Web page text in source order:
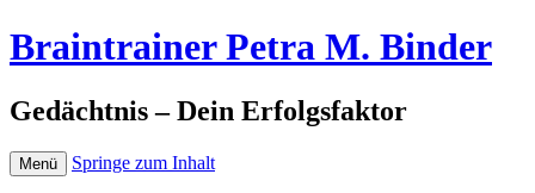
Braintrainer Petra M. Binder
Gedächtnis – Dein Erfolgsfaktor
Menü Springe zum Inhalt